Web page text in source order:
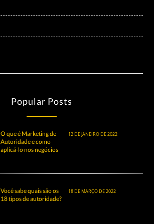
Popular Posts
O que é Marketing de
Autoridade e como
aplicá-lo nos negócios
12 DE JANEIRO DE 2022
Você sabe quais são os
18 tipos de autoridade?
18 DE MARÇO DE 2022